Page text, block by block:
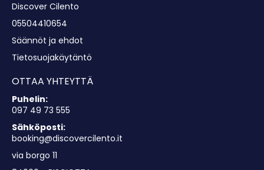
Discover Cilento
05504410654
Säännöt ja ehdot
Tietosuojakäytäntö
OTTAA YHTEYTTÄ
Puhelin:
097 49 73 555
Sähköposti:
booking@discovercilento.it
via borgo 11